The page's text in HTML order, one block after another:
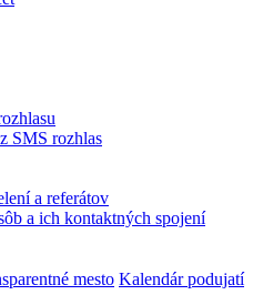
SMS rozhlas
a referátov
a ich kontaktných spojení
mesto Kalendár podujatí